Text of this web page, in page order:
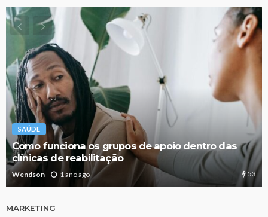
SAÚDE
Como funciona os grupos de apoio dentro das
clínicas de reabilitação
Wendson 1 ano ago 53
MARKETING